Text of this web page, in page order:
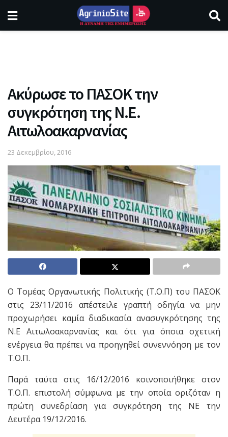
Ακύρωσε το ΠΑΣΟΚ την
συγκρότηση της Ν.Ε.
Αιτωλοακαρνανίας
23 Δεκεμβρίου, 2016
Ο Τομέας Οργανωτικής Πολιτικής (Τ.Ο.Π) του ΠΑΣΟΚ
στις 23/11/2016 απέστειλε γραπτή οδηγία να μην
προχωρήσει καμία διαδικασία ανασυγκρότησης της
Ν.Ε Αιτωλοακαρνανίας και ότι για όποια σχετική
ενέργεια θα πρέπει να προηγηθεί συνεννόηση με τον
Τ.Ο.Π.
Παρά ταύτα στις 16/12/2016 κοινοποιήθηκε στον
Τ.Ο.Π. επιστολή σύμφωνα με την οποία οριζόταν η
πρώτη συνεδρίαση για συγκρότηση της ΝΕ την
Δευτέρα 19/12/2016.